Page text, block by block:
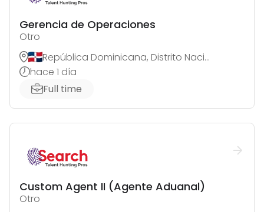
Gerencia de Operaciones
Otro
República Dominicana, Distrito Nacional
hace 1 día
Full time
Custom Agent II (Agente Aduanal)
Otro